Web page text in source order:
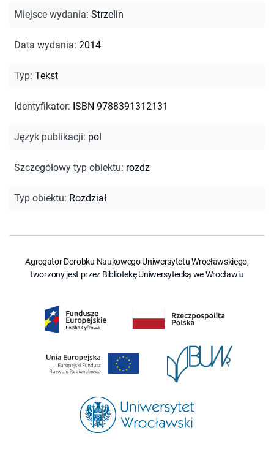
Miejsce wydania: Strzelin
Data wydania: 2014
Typ: Tekst
Identyfikator: ISBN 9788391312131
Język publikacji: pol
Szczegółowy typ obiektu: rozdz
Typ obiektu: Rozdział
Agregator Dorobku Naukowego Uniwersytetu Wrocławskiego,
tworzony jest przez Bibliotekę Uniwersytecką we Wrocławiu